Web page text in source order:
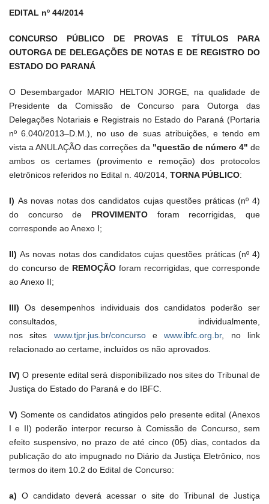
EDITAL nº 44/2014
CONCURSO PÚBLICO DE PROVAS E TÍTULOS PARA
OUTORGA DE DELEGAÇÕES DE NOTAS E DE REGISTRO DO
ESTADO DO PARANÁ
O Desembargador MARIO HELTON JORGE, na qualidade de
Presidente da Comissão de Concurso para Outorga das
Delegações Notariais e Registrais no Estado do Paraná (Portaria
nº 6.040/2013–D.M.), no uso de suas atribuições, e tendo em
vista a ANULAÇÃO das correções da "questão de número 4" de
ambos os certames (provimento e remoção) dos protocolos
eletrônicos referidos no Edital n. 40/2014, TORNA PÚBLICO:
I) As novas notas dos candidatos cujas questões práticas (nº 4)
do concurso de PROVIMENTO foram recorrigidas, que
corresponde ao Anexo I;
II) As novas notas dos candidatos cujas questões práticas (nº 4)
do concurso de REMOÇÃO foram recorrigidas, que corresponde
ao Anexo II;
III) Os desempenhos individuais dos candidatos poderão ser
consultados, individualmente,
nos sites www.tjpr.jus.br/concursoewww.ibfc.org.br, no link
relacionado ao certame, incluídos os não aprovados.
IV) O presente edital será disponibilizado nos sites do Tribunal de
Justiça do Estado do Paraná e do IBFC.
V) Somente os candidatos atingidos pelo presente edital (Anexos
I e II) poderão interpor recurso à Comissão de Concurso, sem
efeito suspensivo, no prazo de até cinco (05) dias, contados da
publicação do ato impugnado no Diário da Justiça Eletrônico, nos
termos do item 10.2 do Edital de Concurso:
a) O candidato deverá acessar o site do Tribunal de Justiça